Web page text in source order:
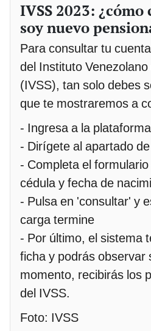
IVSS 2023:
soy nuevo
Para consultar tu
del Instituto
(IVSS), tan solo debes
que te mostraremos a
- Ingresa a la
- Dirígete al apartado
- Completa el
cédula y fecha de
- Pulsa en 'consultar' y
carga termine
- Por último, el sistema
ficha y podrás observar
momento, recibirás los
del IVSS.
Foto: IVSS